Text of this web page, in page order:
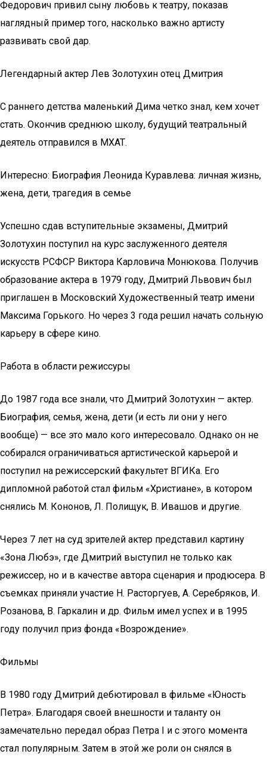
Федорович привил сыну любовь к театру, показав
наглядный пример того, насколько важно артисту
развивать свой дар.
Легендарный актер Лев Золотухин отец Дмитрия
С раннего детства маленький Дима четко знал, кем хочет
стать. Окончив среднюю школу, будущий театральный
деятель отправился в МХАТ.
Интересно: Биография Леонида Куравлева: личная жизнь,
жена, дети, трагедия в семье
Успешно сдав вступительные экзамены, Дмитрий
Золотухин поступил на курс заслуженного деятеля
искусств РСФСР Виктора Карловича Монюкова. Получив
образование актера в 1979 году, Дмитрий Львович был
приглашен в Московский Художественный театр имени
Максима Горького. Но через 3 года решил начать сольную
карьеру в сфере кино.
Работа в области режиссуры
До 1987 года все знали, что Дмитрий Золотухин — актер.
Биография, семья, жена, дети (и есть ли они у него
вообще) — все это мало кого интересовало. Однако он не
собирался ограничиваться артистической карьерой и
поступил на режиссерский факультет ВГИКа. Его
дипломной работой стал фильм «Христиане», в котором
снялись М. Кононов, Л. Полищук, В. Ивашов и другие.
Через 7 лет на суд зрителей актер представил картину
«Зона Любэ», где Дмитрий выступил не только как
режиссер, но и в качестве автора сценария и продюсера. В
съемках приняли участие Н. Расторгуев, А. Серебряков, И.
Розанова, В. Гаркалин и др. Фильм имел успех и в 1995
году получил приз фонда «Возрождение».
Фильмы
В 1980 году Дмитрий дебютировал в фильме «Юность
Петра». Благодаря своей внешности и таланту он
замечательно передал образ Петра I и с этого момента
стал популярным. Затем в этой же роли он снялся в